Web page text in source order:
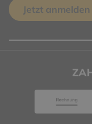
Jetzt anmelden